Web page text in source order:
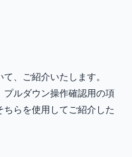
、ご紹介いたします。
プルダウン操作確認用の項
ちらを使用してご紹介した